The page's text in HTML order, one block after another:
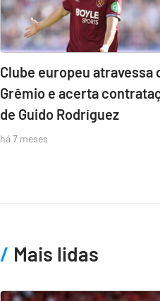
Clube europeu atravessa
Grêmio e acerta
de Guido Rodríguez
há 7 meses
Mais lidas